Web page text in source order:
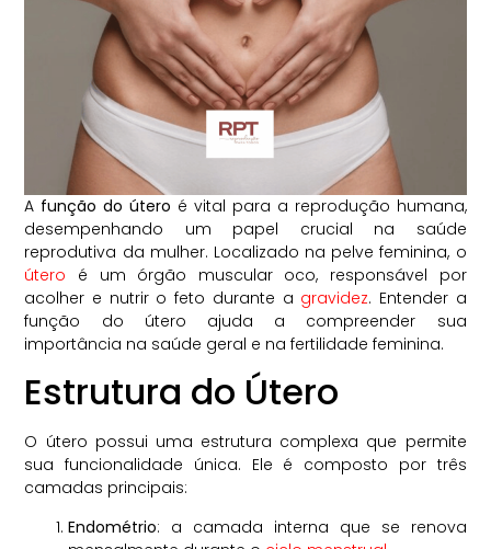
A função do útero é vital para a reprodução humana,
desempenhando um papel crucial na saúde
reprodutiva da mulher. Localizado na pelve feminina, o
útero
é um órgão muscular oco, responsável por
acolher e nutrir o feto durante a gravidez. Entender a
função do útero ajuda a compreender sua
importância na saúde geral e na fertilidade feminina.
Estrutura do Útero
O útero possui uma estrutura complexa que permite
sua funcionalidade única. Ele é composto por três
camadas principais:
Endométrio: a camada interna que se renova